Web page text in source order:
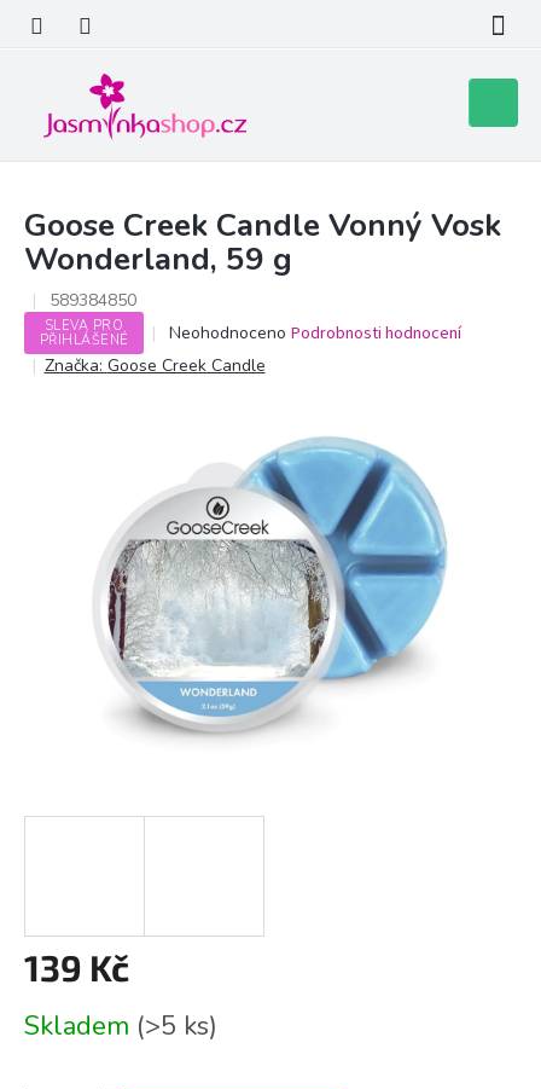
obsah
košík
Goose Creek Candle Vonný Vosk
Wonderland, 59 g
589384850
SLEVA PRO
PŘIHLÁŠENÉ
Průměrné
hodnocení
produktu
hvězdiček.
Neohodnoceno Podrobnosti hodnocení
Značka: Goose Creek Candle
139 Kč
cena:
Skladem (>5 ks)